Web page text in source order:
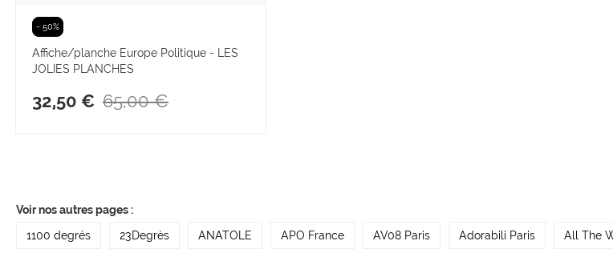
- 50%
Affiche/planche Europe Politique - LES
JOLIES PLANCHES
32,50 € 65,00 €
Voir nos autres pages :
1100 degrés
23Degrès ANATOLE APO France AV08 Paris Adorabili Paris All The